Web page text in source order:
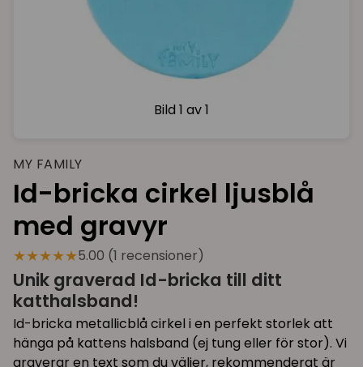
Bild 1 av 1
MY FAMILY
Id-bricka cirkel ljusblå
med gravyr
★★★★★5.00 (1 recensioner)
Unik graverad Id-bricka till ditt
katthalsband!
Id-bricka metallicblå cirkel i en perfekt storlek att
hänga på kattens halsband (ej tung eller för stor). Vi
graverar en text som du väljer, rekommenderat är